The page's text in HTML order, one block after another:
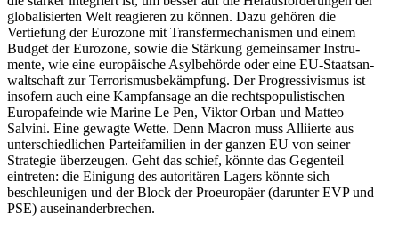
globa­li­sierten Welt reagieren zu können. Dazu gehören die
Vertiefung der Eurozone mit Trans­fer­me­cha­nismen und einem
Budget der Eurozone, sowie die Stärkung gemein­samer Instru­
mente, wie eine europäische Asylbe­hörde oder eine EU-Staats­an­
walt­schaft zur Terro­ris­mus­be­kämpfung. Der Progres­si­vismus ist
insofern auch eine Kampf­ansage an die rechts­po­pu­lis­ti­schen
Europa­feinde wie Marine Le Pen, Viktor Orban und Matteo
Salvini. Eine gewagte Wette. Denn Macron muss Alliierte aus
unter­schied­lichen Partei­fa­milien in der ganzen EU von seiner
Strategie überzeugen. Geht das schief, könnte das Gegenteil
eintreten: die Einigung des autori­tären Lagers könnte sich
beschleu­nigen und der Block der Proeu­ropäer (darunter EVP und
PSE) auseinanderbrechen.